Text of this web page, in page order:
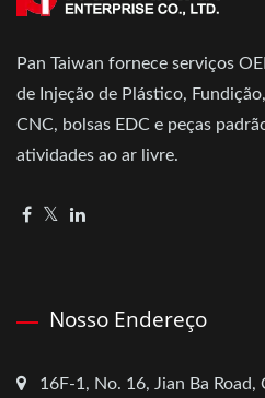
Pan Taiwan fornece serviços
de Injeção de Plástico,
CNC, bolsas EDC e peças
atividades ao ar livre.
Nosso Endereço
16F-1, No. 16, Jian Ba